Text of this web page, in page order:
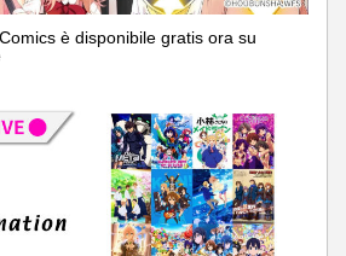
è disponibile gratis ora su